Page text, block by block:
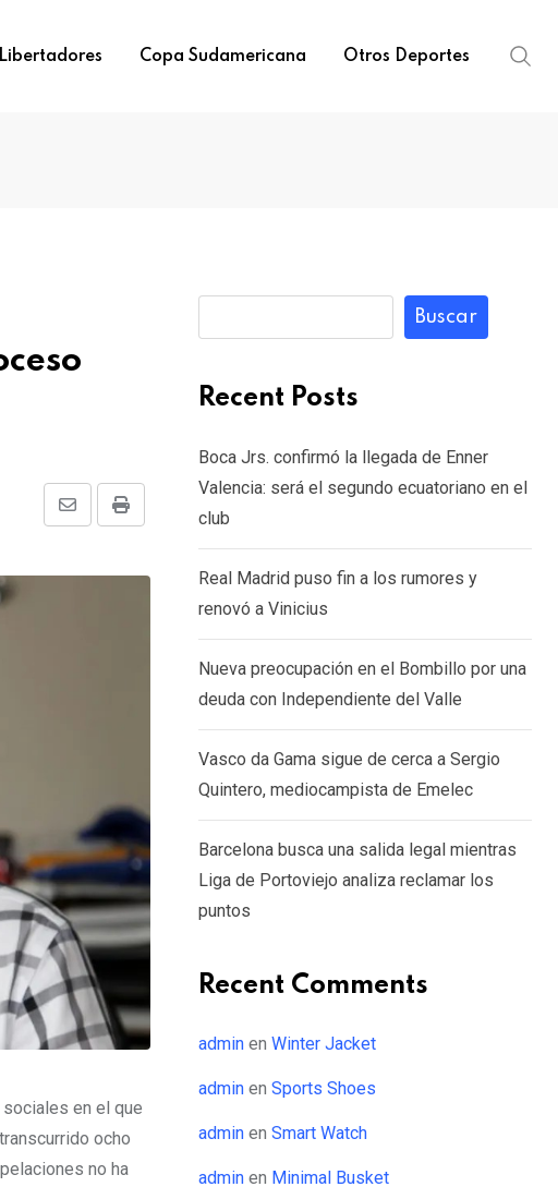
Copa Sudamericana Otros Deportes
Print
Share
Email
sociales en el que
ocho
no ha
Buscar
Recent Posts
Boca Jrs. confirmó la llegada de Enner
Valencia: será el segundo ecuatoriano en el
club
Real Madrid puso fin a los rumores y
renovó a Vinicius
Nueva preocupación en el Bombillo por una
deuda con Independiente del Valle
Vasco da Gama sigue de cerca a Sergio
Quintero, mediocampista de Emelec
Barcelona busca una salida legal mientras
Liga de Portoviejo analiza reclamar los
puntos
Recent Comments
admin en Winter Jacket
admin en Sports Shoes
admin en Smart Watch
admin en Minimal Busket